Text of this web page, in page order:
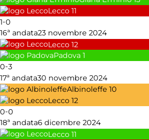
Lecco 11
1-0
16ª andata23 novembre 2024
Lecco 12
Padova 1
0-3
17ª andata30 novembre 2024
Albinoleffe 10
Lecco 12
0-0
18ª andata6 dicembre 2024
Lecco 11